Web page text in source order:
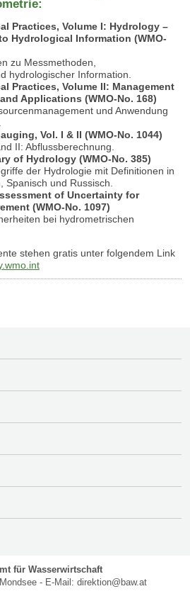
Practices, Volume I: Hydrology –
Hydrological Information (WMO-
zu Messmethoden,
hydrologischer Information.
Practices, Volume II: Management
Applications (WMO-No. 168)
und Anwendung
Vol. I & II (WMO-No. 1044)
II: Abflussberechnung.
of Hydrology (WMO-No. 385)
der Hydrologie mit Definitionen in
Spanisch und Russisch.
of Uncertainty for
(WMO-No. 1097)
bei hydrometrischen
stehen gratis unter folgendem Link
für Wasserwirtschaft
- E-Mail: direktion@baw.at